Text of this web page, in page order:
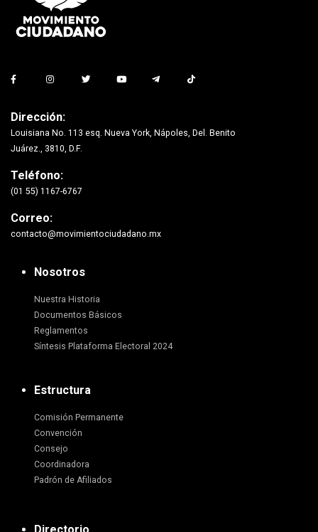
Dirección:
Louisiana No. 113 esq. Nueva York, Nápoles, Del. Benito
Juárez., 3810, D.F.
Teléfono:
(01 55) 1167-6767
Correo:
contacto@movimientociudadano.mx
Nosotros
Nuestra Historia
Documentos Básicos
Reglamentos
Síntesis Plataforma Electoral 2024
Estructura
Comisión Permanente
Convención
Consejo
Coordinadora
Padrón de Afiliados